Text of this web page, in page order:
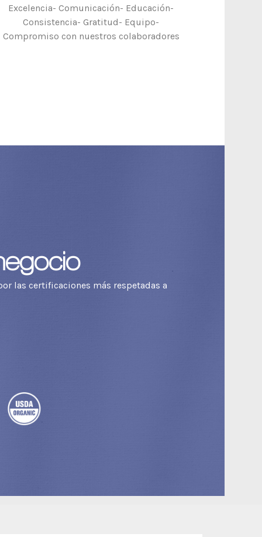
Excelencia- Comunicación- Educación-
Consistencia- Gratitud- Equipo-
Compromiso con nuestros colaboradores
las certificaciones más respetadas a